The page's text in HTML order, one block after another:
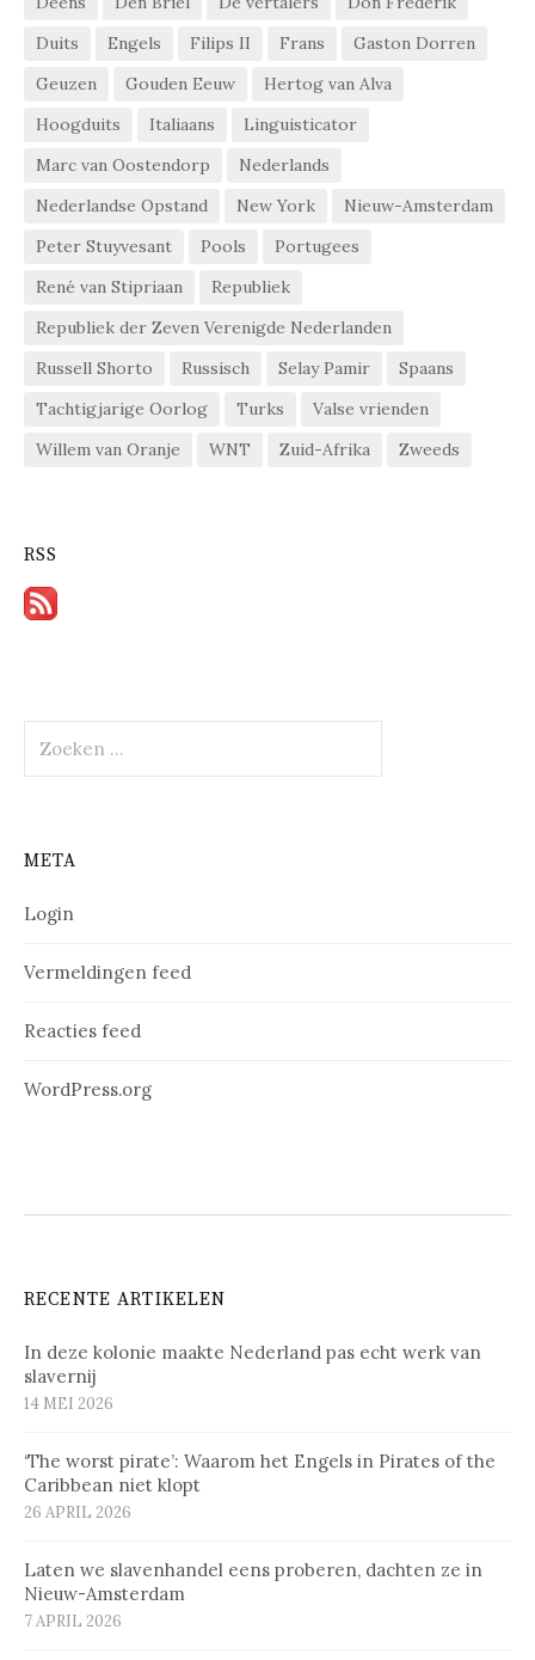
Duits
Engels Filips II Frans
Gaston Dorren
Geuzen
Gouden Eeuw
Hertog van Alva
Hoogduits
Italiaans
Linguisticator
Marc van Oostendorp
Nederlands
Nederlandse Opstand
New York
Nieuw-Amsterdam
Peter Stuyvesant
Pools
Portugees
René van Stipriaan
Republiek
Republiek der Zeven Verenigde Nederlanden
Russell Shorto
Russisch Selay Pamir
Spaans
Tachtigjarige Oorlog
Turks
Valse vrienden
Willem van Oranje
WNT Zuid-Afrika Zweeds
RSS
naar:
META
Login
Vermeldingen feed
Reacties feed
WordPress.org
RECENTE ARTIKELEN
In deze kolonie maakte Nederland pas echt werk van
slavernij
14 MEI 2026
‘The worst pirate’: Waarom het Engels in Pirates of the
Caribbean niet klopt
26 APRIL 2026
Laten we slavenhandel eens proberen, dachten ze in
Nieuw-Amsterdam
7 APRIL 2026